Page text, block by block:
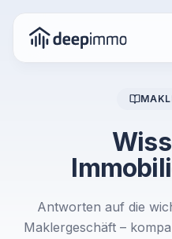
Antworten auf die
Maklergeschäft –